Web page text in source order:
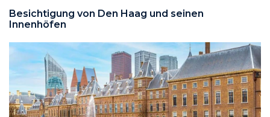
Besichtigung von Den Haag und seinen
Innenhöfen